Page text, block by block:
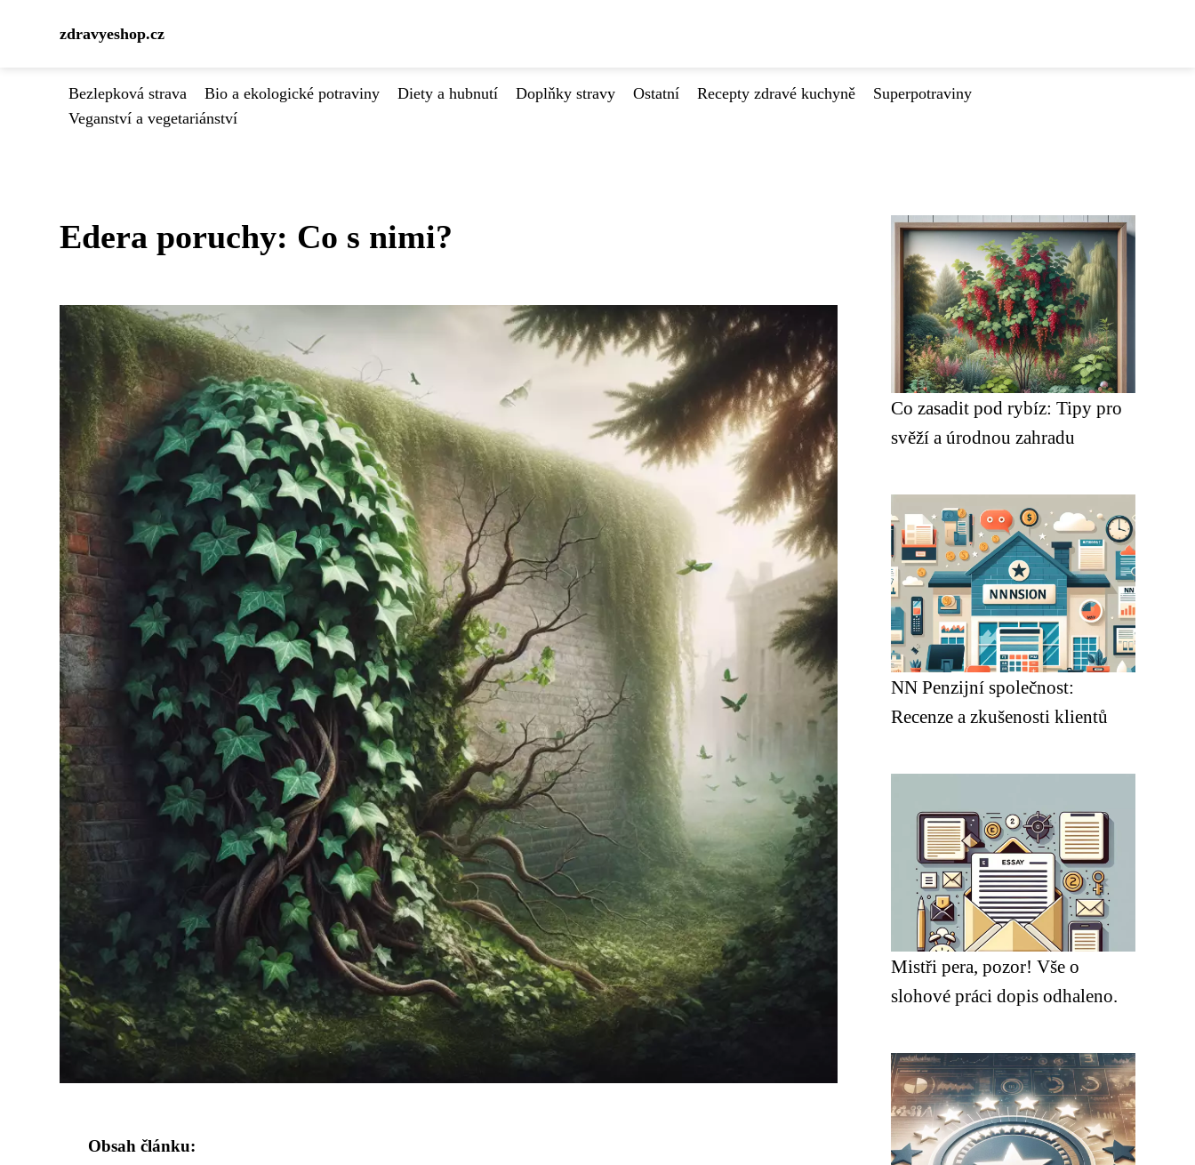
zdravyeshop.cz
Bezlepková strava Bio a ekologické potraviny Diety a hubnutí Doplňky stravy Ostatní Recepty zdravé kuchyně
Superpotraviny
Veganství a vegetariánství
Edera poruchy: Co s nimi?
Obsah článku:
Co zasadit pod rybíz: Tipy pro
svěží a úrodnou zahradu
NN Penzijní společnost:
Recenze a zkušenosti klientů
Mistři pera, pozor! Vše o
slohové práci dopis odhaleno.